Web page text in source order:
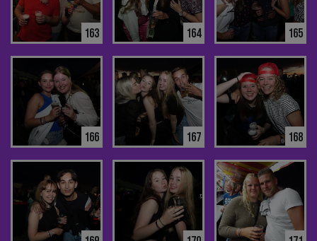
163 164 165
166 167 168